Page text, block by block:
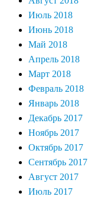
Июль 2018
Июнь 2018
Май 2018
Апрель 2018
Март 2018
Февраль 2018
Январь 2018
Декабрь 2017
Ноябрь 2017
Октябрь 2017
Сентябрь 2017
Август 2017
Июль 2017